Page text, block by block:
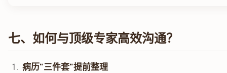
七、如何与顶级专家高效沟通？
病历"三件套"提前整理